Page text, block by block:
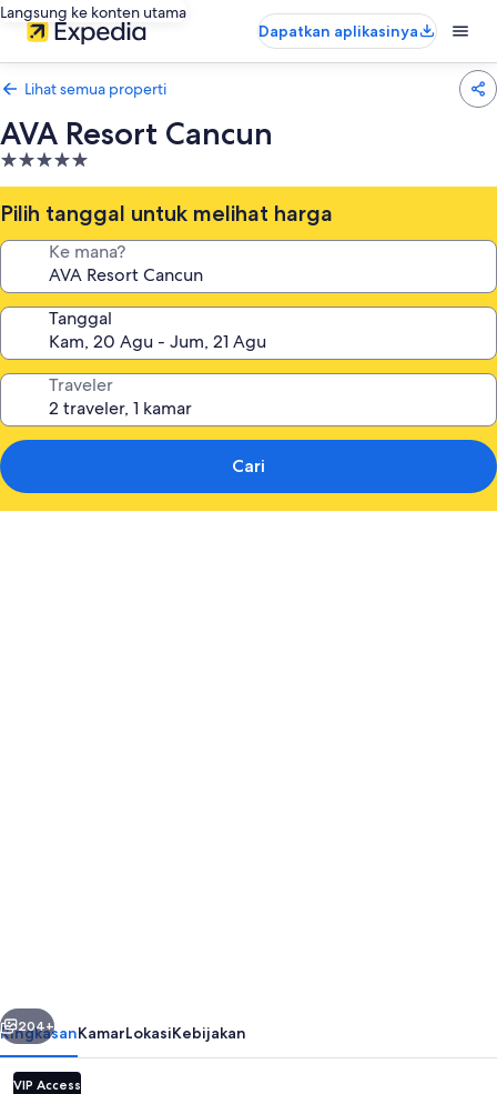
Langsung ke konten utama
Dapatkan aplikasinya
Lihat semua properti
AVA Resort Cancun
Properti
bintang
5.0
Pilih tanggal untuk melihat harga
Ke mana?
Tanggal
Traveler
Cari
Berikutnya
204+
RingkasanKamarLokasiKebijakan
VIP Access